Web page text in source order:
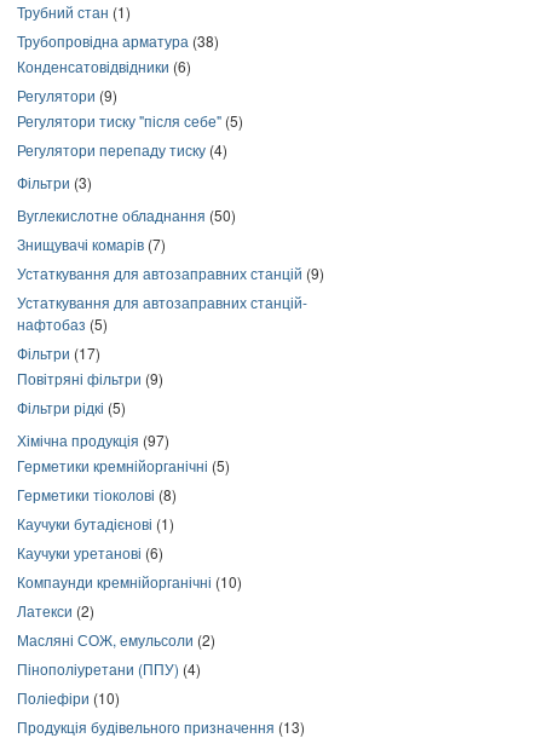
Трубний стан (1)
Трубопровідна арматура (38)
Конденсатовідвідники (6)
Регулятори (9)
Регулятори тиску "після себе" (5)
Регулятори перепаду тиску (4)
Фільтри (3)
Вуглекислотне обладнання (50)
Знищувачі комарів (7)
Устаткування для автозаправних станцій (9)
Устаткування для автозаправних станцій-
нафтобаз (5)
Фільтри (17)
Повітряні фільтри (9)
Фільтри рідкі (5)
Хімічна продукція (97)
Герметики кремнійорганічні (5)
Герметики тіоколові (8)
Каучуки бутадієнові (1)
Каучуки уретанові (6)
Компаунди кремнійорганічні (10)
Латекси (2)
Масляні СОЖ, емульсоли (2)
Пінополіуретани (ППУ) (4)
Поліефіри (10)
Продукція будівельного призначення (13)